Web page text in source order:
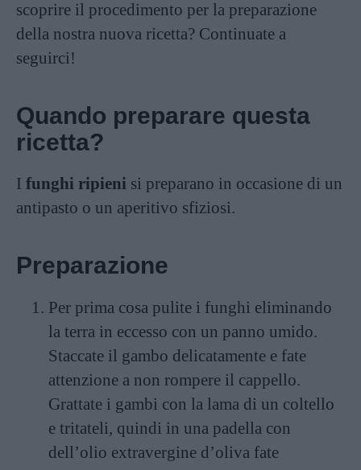
scoprire il procedimento per la preparazione
della nostra nuova ricetta? Continuate a
seguirci!
Quando preparare questa
ricetta?
I funghi ripieni si preparano in occasione di un
antipasto o un aperitivo sfiziosi.
Preparazione
Per prima cosa pulite i funghi eliminando
la terra in eccesso con un panno umido.
Staccate il gambo delicatamente e fate
attenzione a non rompere il cappello.
Grattate i gambi con la lama di un coltello
e tritateli, quindi in una padella con
dell’olio extravergine d’oliva fate